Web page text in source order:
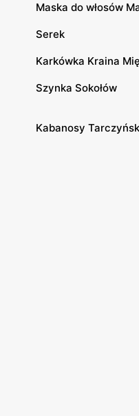
Maska do włosów
Serek
Karkówka Kraina
Szynka Sokołów
Kabanosy